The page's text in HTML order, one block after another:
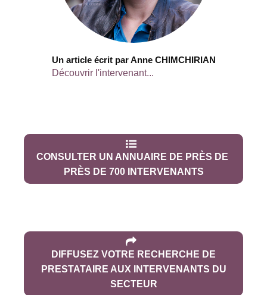
Un article écrit par Anne CHIMCHIRIAN
Découvrir l'intervenant...
CONSULTER UN ANNUAIRE DE PRÈS DE
PRÈS DE 700 INTERVENANTS
DIFFUSEZ VOTRE RECHERCHE DE
PRESTATAIRE AUX INTERVENANTS DU
SECTEUR